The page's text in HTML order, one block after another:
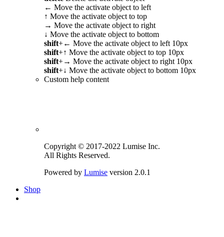
← Move the activate object to left
↑ Move the activate object to top
→ Move the activate object to right
↓ Move the activate object to bottom
shift+← Move the activate object to left 10px
shift+↑ Move the activate object to top 10px
shift+→ Move the activate object to right 10px
shift+↓ Move the activate object to bottom 10px
Custom help content
Copyright © 2017-2022 Lumise Inc.
All Rights Reserved.
Powered by Lumise version 2.0.1
Shop